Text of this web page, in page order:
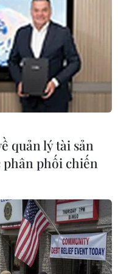
hơn 2.700 chỉ tiêu
hiện dấu hiệu bất
THPT
quản lý tài sản
phân phối chiến